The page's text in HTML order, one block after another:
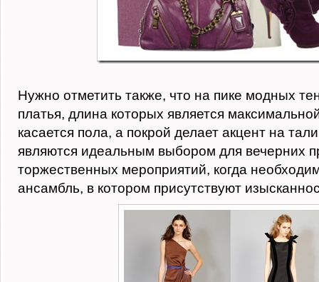
Нужно отметить также, что на пике модных
платья, длина которых является
касается пола, а покрой делает акцент на
являются идеальным выбором для вечерних
торжественных мероприятий, когда
ансамбль, в котором присутствуют